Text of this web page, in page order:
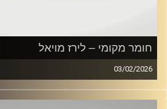
חומר מקומי – לירז מויאל
03/02/2026
שעה של מוזיקה ישראלית עם לירז מויאל